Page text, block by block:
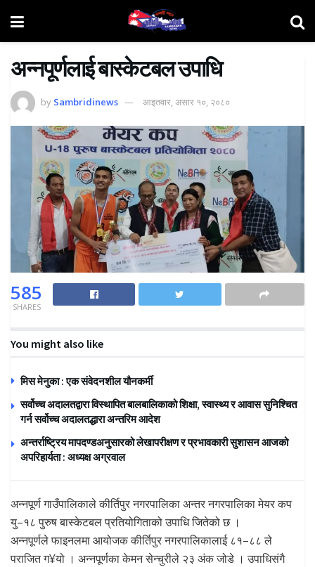
अन्नपूर्णलाई बास्केटबल उपाधि
by Sambridinews आइतवार, असार १०, २०८०
585
SHARES
You might also like
मिस मेनुका : एक संवेदनशील यौनकर्मी
सर्वोच्च अदालतद्वारा विस्थापित बालबालिकाको शिक्षा, स्वास्थ्य र आवास सुनिश्चित
गर्न सर्वोच्च अदालतद्धारा अन्तरिम आदेश
अन्तर्राष्ट्रिय मापदण्डअनुसारको लेखापरीक्षण र प्रभावकारी सुशासन आजको
अपरिहार्यता : अध्यक्ष अग्रवाल
अन्नपूर्ण गाउँपालिकाले कीर्तिपुर नगरपालिका अन्तर नगरपालिका मेयर कप
यु–१८ पुरुष बास्केटबल प्रतियोगिताको उपाधि जितेको छ ।
अन्नपूर्णले फाइनलमा आयोजक कीर्तिपुर नगरपालिकालाई ८१–८८ ले
पराजित ग¥यो । अन्नपूर्णका केमन सेन्चुरीले २३ अंक जोडे । उपाधिसंगै